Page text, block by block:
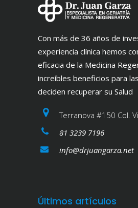
Con más de 36 años de
experiencia clínica hemos
eficacia de la Medicina
increíbles beneficios para
deciden recuperar su Salud
Terranova #150 Col.
81 3239 7196
info@drjuangarza.net
Últimos artículos